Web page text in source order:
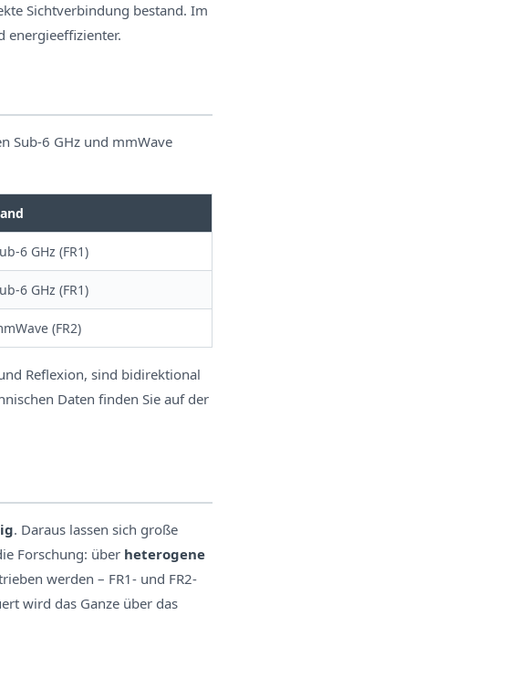
Sichtverbindung bestand. Im
energieeffizienter.
Sub-6 GHz und mmWave
6 GHz (FR1)
6 GHz (FR1)
(FR2)
Reflexion, sind bidirektional
Daten finden Sie auf der
. Daraus lassen sich große
Forschung: über heterogene
werden – FR1- und FR2-
wird das Ganze über das